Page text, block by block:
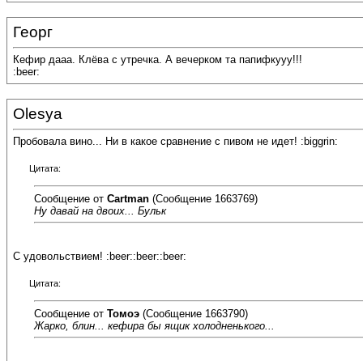
Георг
Кефир дааа. Клёва с утречка. А вечерком та папифкууу!!!
:beer:
Olesya
Пробовала вино... Ни в какое сравнение с пивом не идет! :biggrin:
Цитата:
Сообщение от Cartman (Сообщение 1663769)
Ну давай на двоих... Бульк
С удовольствием! :beer::beer::beer:
Цитата:
Сообщение от Томоэ (Сообщение 1663790)
Жарко, блин... кефира бы ящик холодненького...